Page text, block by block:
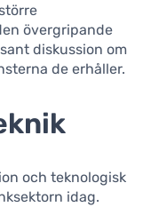
övergripande
diskussion om
de erhåller.
och teknologisk
idag.